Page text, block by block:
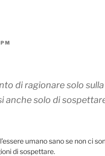
di ragionare solo
anche solo di
umano sano se non ci
di sospettare.